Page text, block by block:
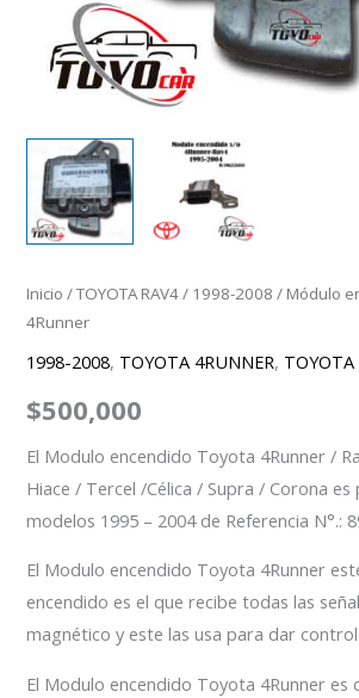
Inicio /TOYOTA RAV4/ 1998-2008 / Módulo
4Runner
1998-2008, TOYOTA 4RUNNER, TOYOTA
$500,000
El Modulo encendido Toyota 4Runner /
Hiace / Tercel /Célica / Supra / Corona es
modelos 1995 – 2004 de Referencia N°.:
El Modulo encendido Toyota 4Runner
encendido es el que recibe todas las
magnético y este las usa para dar
El Modulo encendido Toyota 4Runner es